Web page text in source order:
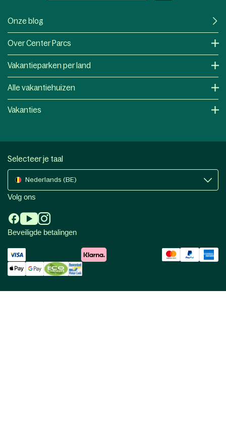
Onze blog
Over Center Parcs
Vakantieparken per land
Alle vakantiehuizen
Vakanties
Selecteer je taal
Nederlands (BE)
Volg ons
Beveiligde betalingen